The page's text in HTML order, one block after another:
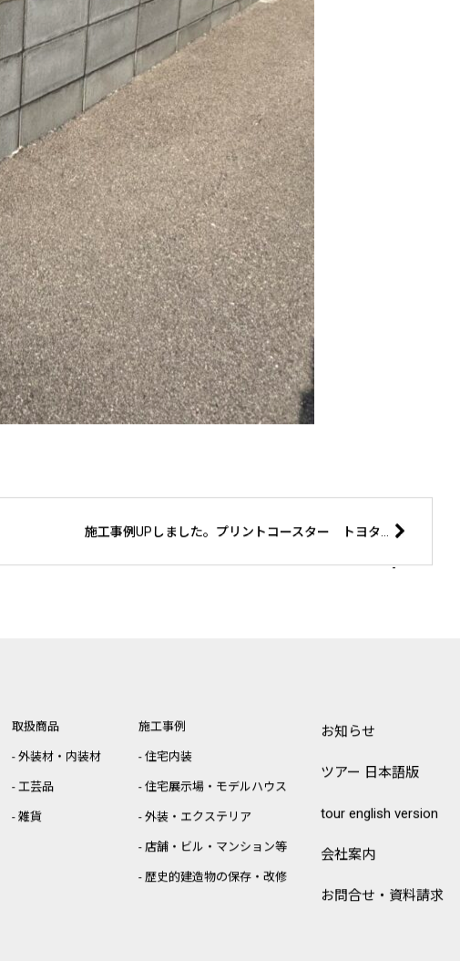
施工事例UPしました。プリントコースター トヨタウッドユーホーム 群馬支店様
お知らせ
ツアー 日本語版
tour english version
会社案内
お問合せ・資料請求
取扱商品
外装材・内装材
工芸品
雑貨
施工事例
住宅内装
住宅展示場・モデルハウス
外装・エクステリア
店舗・ビル・マンション等
歴史的建造物の保存・改修